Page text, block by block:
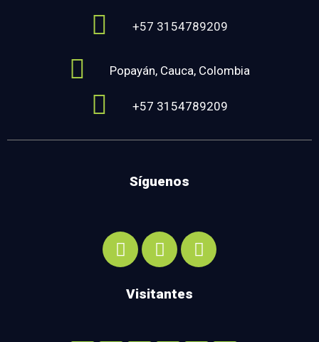
+57 3154789209
Popayán, Cauca, Colombia
+57 3154789209
Síguenos
Visitantes